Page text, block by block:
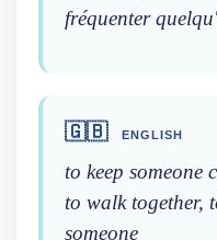
fréquenter
🇬🇧 ENGLISH
to keep someone
to walk together,
someone